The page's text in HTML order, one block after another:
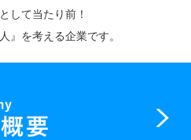
して当たり前！
』を考える企業です。